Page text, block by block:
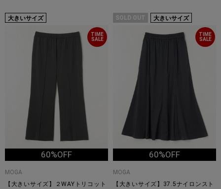
大きいサイズ
TIME
SALE
60%OFF
MOGA
【大きいサイズ】２WAYトリコット
SOLD OUT 大きいサイズ
TIME
SALE
60%OFF
MOGA
【大きいサイズ】37.5ナイロンスト